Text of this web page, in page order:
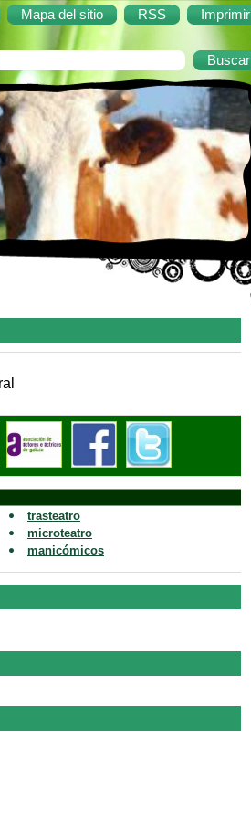
Mapa del sitio RSS Imprimir
teatral
trasteatro
microteatro
manicómicos